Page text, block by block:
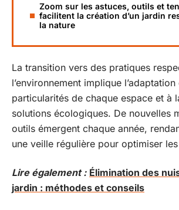
Zoom sur les astuces, outils et
facilitent la création d’un jardin
la nature
La transition vers des pratiques
l’environnement implique
particularités de chaque espace et à
solutions écologiques. De nouvelles
outils émergent chaque année,
une veille régulière pour optimiser
Lire également : Élimination des
jardin : méthodes et conseils